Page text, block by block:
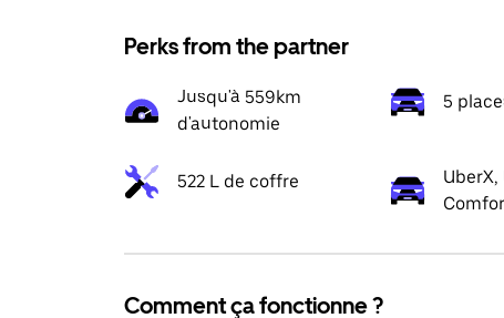
Perks from the partner
Jusqu'à 559km
d'autonomie
5
522 L de coffre
Comment ça fonctionne ?